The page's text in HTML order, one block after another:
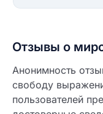
Отзывы о
Анонимность
свободу
пользователей
0/500
Как вы
0/500
НАЙТИ
ЗАКРЫТЬ